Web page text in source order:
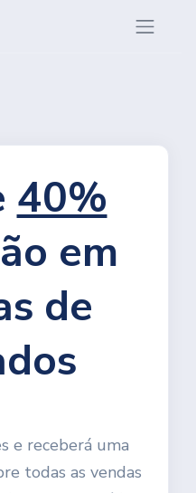
40%
em
de
e receberá uma
todas as vendas